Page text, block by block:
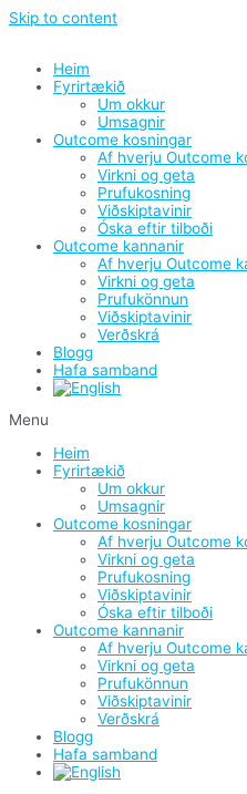
Skip to content
Heim
Fyrirtækið
Um okkur
Umsagnir
Outcome kosningar
Af hverju Outcome
Virkni og geta
Prufukosning
Viðskiptavinir
Óska eftir tilboði
Outcome kannanir
Af hverju Outcome
Virkni og geta
Prufukönnun
Viðskiptavinir
Verðskrá
Blogg
Hafa samband
Menu
Heim
Fyrirtækið
Um okkur
Umsagnir
Outcome kosningar
Af hverju Outcome
Virkni og geta
Prufukosning
Viðskiptavinir
Óska eftir tilboði
Outcome kannanir
Af hverju Outcome
Virkni og geta
Prufukönnun
Viðskiptavinir
Verðskrá
Blogg
Hafa samband